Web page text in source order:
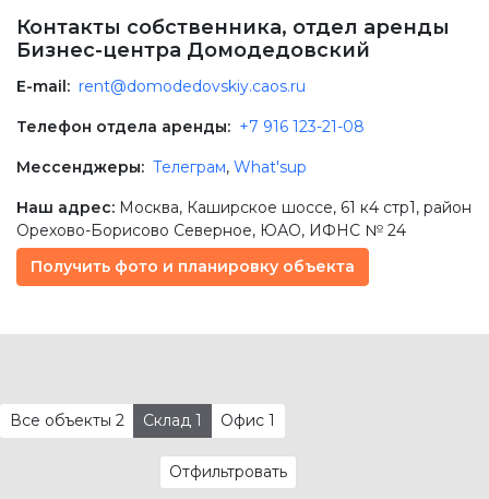
Контакты собственника, отдел аренды
Бизнес-центра Домодедовский
E-mail: rent@domodedovskiy.caos.ru
Телефон отдела аренды: +7 916 123-21-08
Мессенджеры: Телеграм, What'sup
Наш адрес: Москва, Каширское шоссе, 61 к4 стр1, район
Орехово-Борисово Северное, ЮАО, ИФНС № 24
Получить фото и планировку объекта
Все объекты 2 Склад 1 Офис 1
Отфильтровать